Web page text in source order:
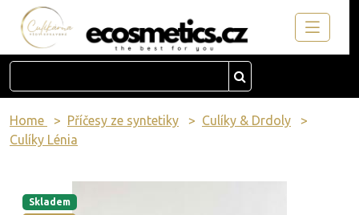
Home Příčesy ze syntetiky
Culíky & Drdoly
Culíky Lénia
Skladem